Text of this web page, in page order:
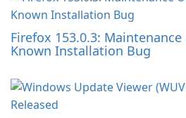
Firefox 153.0.3: Maintenance
Known Installation Bug